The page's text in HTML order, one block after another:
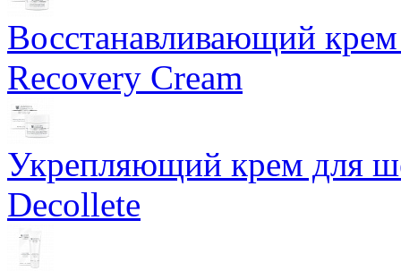
Восстанавливающий
Recovery Cream
Укрепляющий крем для
Decollete